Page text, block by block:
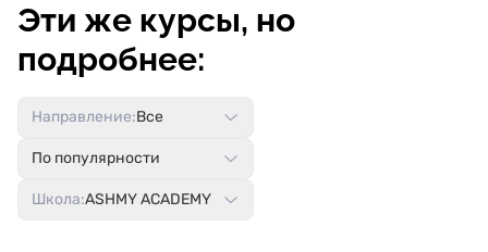
Эти же курсы, но
подробнее:
Направление:Все
По популярности
Школа:ASHMY ACADEMY